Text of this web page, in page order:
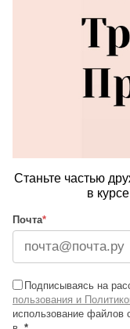
Станьте частью
в
Почта*
Подписываясь на
пользования и
использование файлов